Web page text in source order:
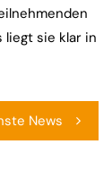
liegt sie klar in
News